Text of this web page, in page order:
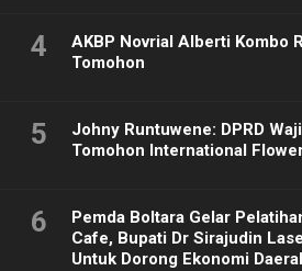
4
AKBP Novrial Alberti Kombo
Tomohon
5
Johny Runtuwene: DPRD
Tomohon International
6
Pemda Boltara Gelar
Cafe, Bupati Dr Sirajudin
Untuk Dorong Ekonomi